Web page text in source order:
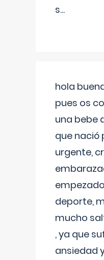
s...
hola
pues os
una bebe
que nació
urgente,
deporte,
mucho
, ya que
ansiedad